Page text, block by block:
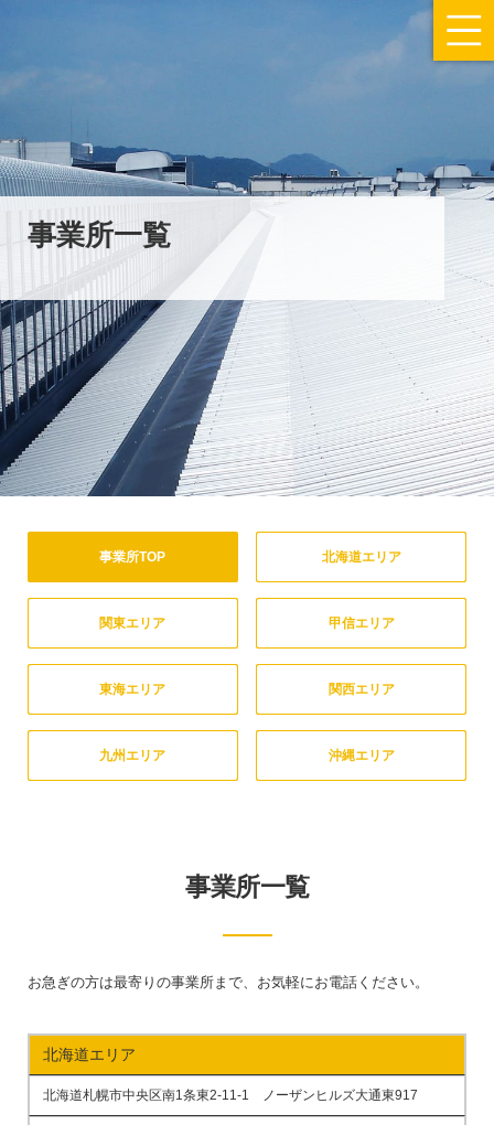
事業所一覧
事業所TOP 北海道エリア
関東エリア 甲信エリア
東海エリア 関西エリア
九州エリア 沖縄エリア
事業所一覧
お急ぎの方は最寄りの事業所まで、お気軽にお電話ください。
北海道エリア
北海道札幌市中央区南1条東2-11-1 ノーザンヒルズ大通東917